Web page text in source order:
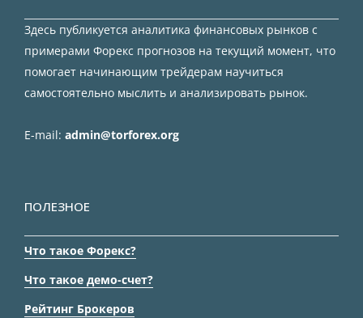
Здесь публикуется аналитика финансовых рынков с
примерами Форекс прогнозов на текущий момент, что
помогает начинающим трейдерам научиться
самостоятельно мыслить и анализировать рынок.
E-mail: admin@torforex.org
ПОЛЕЗНОЕ
Что такое Форекс?
Что такое демо-счет?
Рейтинг Брокеров